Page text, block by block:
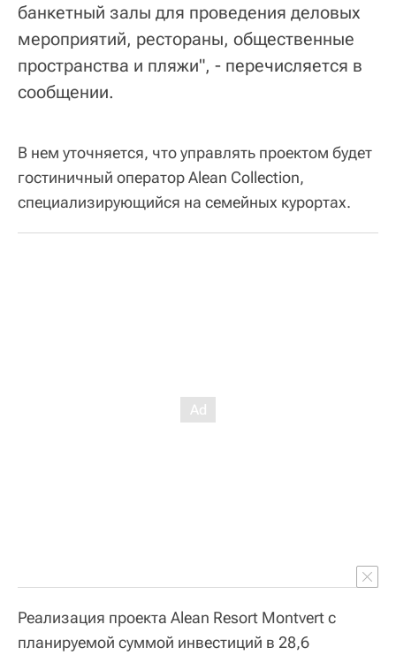
банкетный залы для проведения деловых
мероприятий, рестораны, общественные
пространства и пляжи", - перечисляется в
сообщении.
В нем уточняется, что управлять проектом будет
гостиничный оператор Alean Collection,
специализирующийся на семейных курортах.
Реализация проекта Alean Resort Montvert с
планируемой суммой инвестиций в 28,6